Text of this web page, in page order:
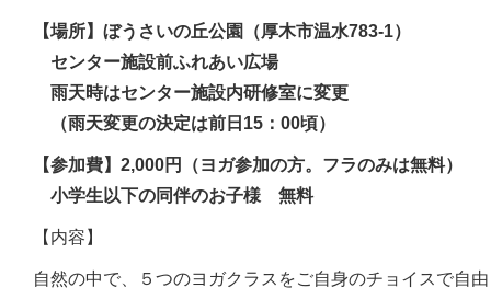
【場所】ぼうさいの丘公園（厚木市温水783-1）
センター施設前ふれあい広場
雨天時はセンター施設内研修室に変更
（雨天変更の決定は前日15：00頃）
【参加費】2,000円（ヨガ参加の方。フラのみは無料）
小学生以下の同伴のお子様 無料
【内容】
自然の中で、５つのヨガクラスをご自身のチョイスで自由